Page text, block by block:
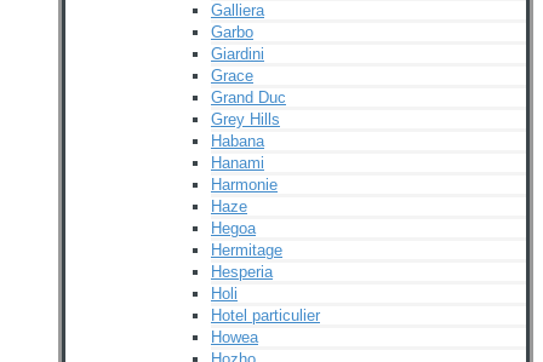
Galliera
Garbo
Giardini
Grace
Grand Duc
Grey Hills
Habana
Hanami
Harmonie
Haze
Hegoa
Hermitage
Hesperia
Holi
Hotel particulier
Howea